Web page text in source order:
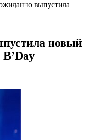
выпустила
новый